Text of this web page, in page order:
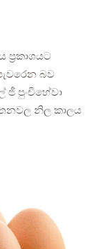
ප්‍රකාශයට
බව
පුංචිහේවා
නිල කාලය